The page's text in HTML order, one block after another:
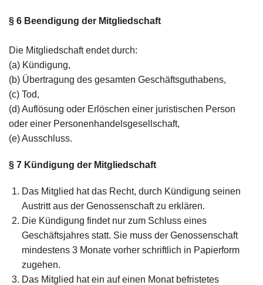
§ 6 Beendigung der Mitgliedschaft
Die Mitgliedschaft endet durch:
(a) Kündigung,
(b) Übertragung des gesamten Geschäftsguthabens,
(c) Tod,
(d) Auflösung oder Erlöschen einer juristischen Person
oder einer Personenhandelsgesellschaft,
(e) Ausschluss.
§ 7 Kündigung der Mitgliedschaft
Das Mitglied hat das Recht, durch Kündigung seinen
Austritt aus der Genossenschaft zu erklären.
Die Kündigung findet nur zum Schluss eines
Geschäftsjahres statt. Sie muss der Genossenschaft
mindestens 3 Monate vorher schriftlich in Papierform
zugehen.
Das Mitglied hat ein auf einen Monat befristetes